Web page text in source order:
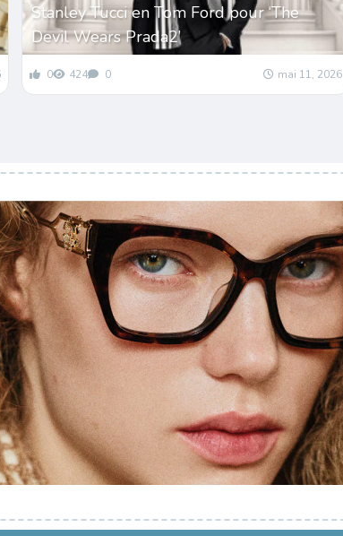
Stanley Tucci en Tom Ford pour ‘The
Devil Wears Prada2’
0 424 0 mai 11, 2026